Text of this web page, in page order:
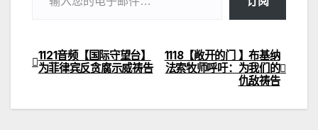
文
1118【敞开的门 】布基纳
法索牧师呼吁：为我们的
仇敌祷告
1121音频【国际守望台】
为菲律宾反贪腐示威祷告